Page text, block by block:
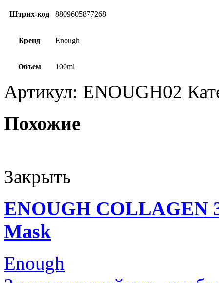
Штрих-код 8809605877268
Бренд Enough
Объем 100ml
Артикул: ENOUGH02
Похожие
Закрыть
ENOUGH COLLAGEN
Mask
Enough